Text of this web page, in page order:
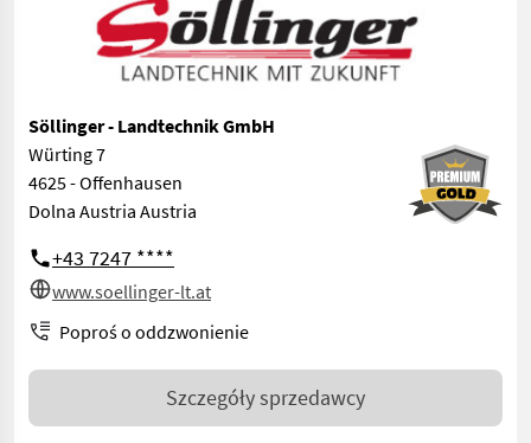
Söllinger - Landtechnik GmbH
Würting 7
4625 - Offenhausen
Dolna Austria Austria
+43 7247 ****
www.soellinger-lt.at
Poproś o oddzwonienie
Szczegóły sprzedawcy